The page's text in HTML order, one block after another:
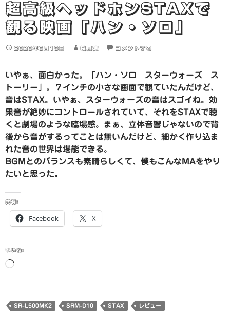
超高級ヘッドホンSTAXで
観る映画「ハン・ソロ」
2020年6月13日 桜風涼 コメントする
いやぁ、面白かった。「ハン・ソロ スターウォーズ ス
トーリー」。７インチの小さな画面で観ていたんだけど、
音はSTAX。いやぁ、スターウォーズの音はスゴイね。効
果音が絶妙にコントロールされていて、それをSTAXで聴
くと劇場のような臨場感。まぁ、立体音響じゃないので背
後から音がするってことは無いんだけど、細かく作り込ま
れた音の世界は堪能できる。
BGMとのバランスも素晴らしくて、僕もこんなMAをやり
たいと思った。
共有:
Facebook X
いいね:
読
み
SR-L500MK2 SRM-D10 STAX レビュー